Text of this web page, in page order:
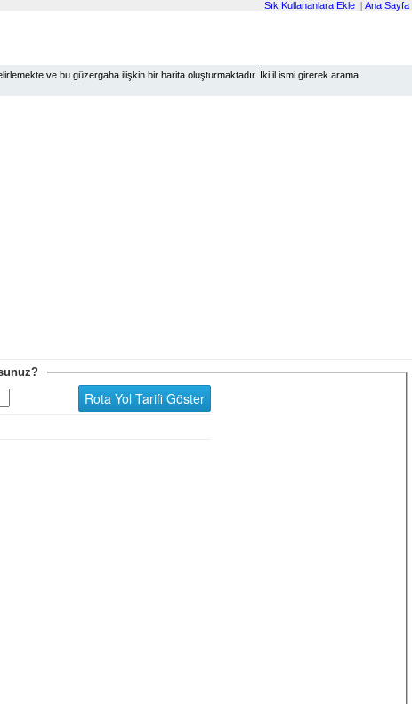
Sık Kullananlara Ekle | Ana Sayfa
ve bu güzergaha ilişkin bir harita oluşturmaktadır. İki il ismi girerek arama